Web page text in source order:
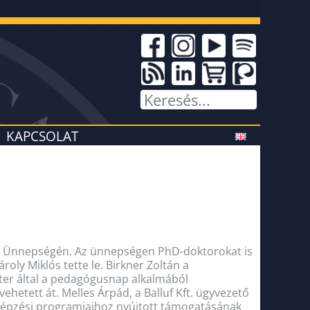
KAPCSOLAT
Az ünnepségen PhD-doktorokat is
Miklós tette le. Birkner Zoltán a
által a pedagógusnap alkalmából
át. Melles Árpád, a Balluf Kft. ügyvezető
programjaihoz nyújtott támogatásának